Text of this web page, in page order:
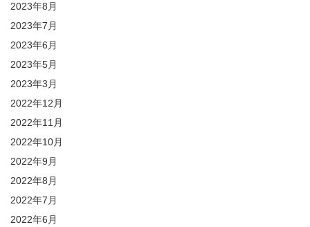
2023年8月
2023年7月
2023年6月
2023年5月
2023年3月
2022年12月
2022年11月
2022年10月
2022年9月
2022年8月
2022年7月
2022年6月